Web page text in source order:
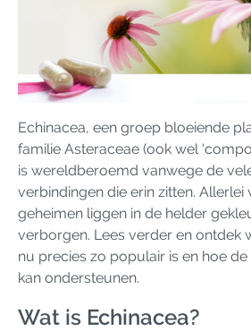
Echinacea, een groep bloeiende
familie Asteraceae (ook wel
is wereldberoemd vanwege de
verbindingen die erin zitten. Allerlei
geheimen liggen in de helder
verborgen. Lees verder en ontdek
nu precies zo populair is en hoe
kan ondersteunen.
Wat is Echinacea?